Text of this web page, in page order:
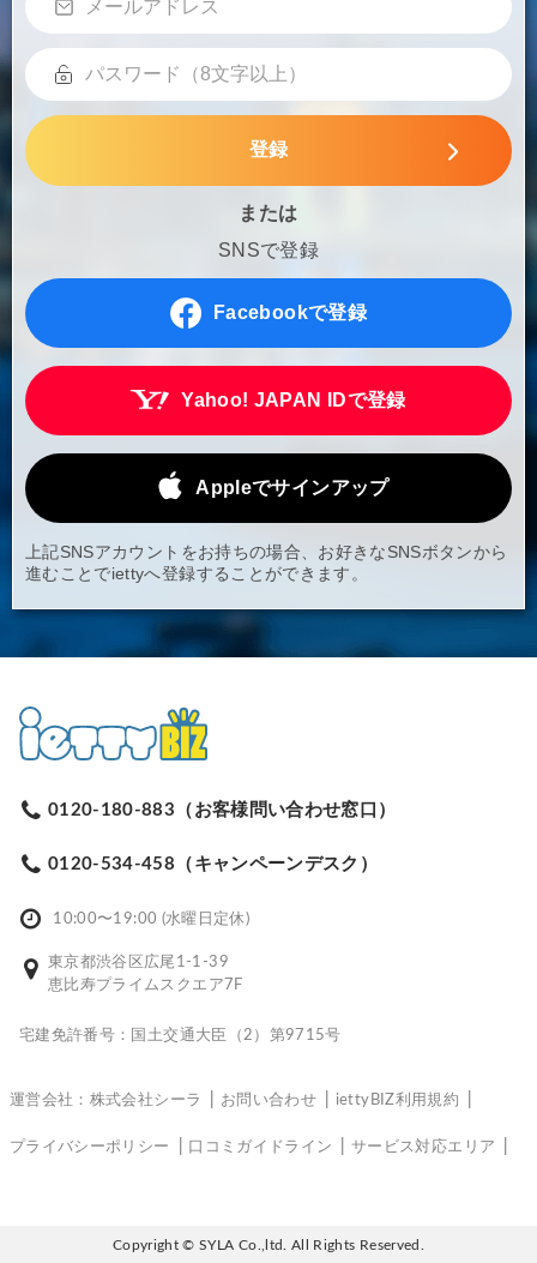
登録
または
SNSで登録
Facebookで登録
Yahoo! JAPAN IDで登録
Appleでサインアップ
上記SNSアカウントをお持ちの場合、お好きなSNSボタンから
進むことでiettyへ登録することができます。
0120-180-883（お客様問い合わせ窓口）
0120-534-458（キャンペーンデスク）
10:00〜19:00 (水曜日定休)
東京都渋谷区広尾1-1-39
恵比寿プライムスクエア7F
宅建免許番号：国土交通大臣（2）第9715号
運営会社：株式会社シーラ お問い合わせ iettyBIZ利用規約
プライバシーポリシー 口コミガイドライン サービス対応エリア
Copyright © SYLA Co.,ltd. All Rights Reserved.